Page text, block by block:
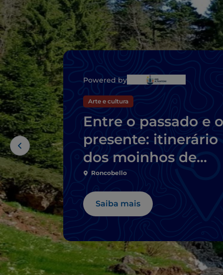
Powered by
Arte e cultura
Entre o passado e o
presente: itinerário
dos moinhos de
Bérgamo e Bréscia
Roncobello
Saiba mais